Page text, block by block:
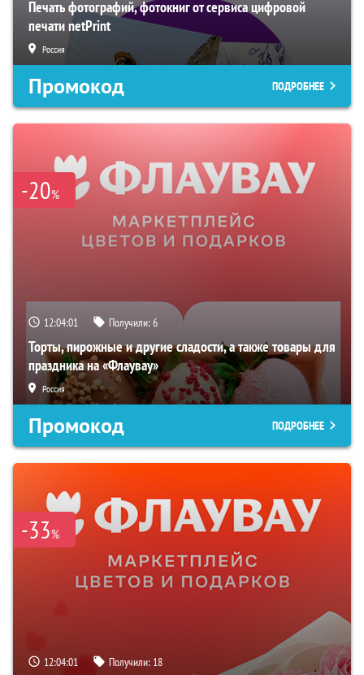
Печать фотографий, фотокниг от сервиса цифровой
печати netPrint
Россия
Промокод ПОДРОБНЕЕ
-20%
12:04:00 Получили:6
Торты, пирожные и другие сладости, а также товары для
праздника на «Флаувау»
Россия
Промокод ПОДРОБНЕЕ
-33%
12:04:00 Получили: 18